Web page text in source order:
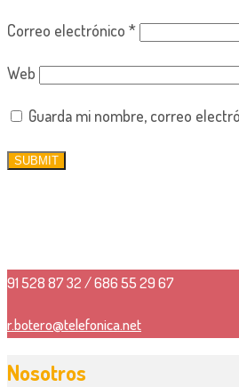
Correo electrónico *
Web
Guarda mi nombre, correo
91 528 87 32 / 686 55 29 67
r.botero@telefonica.net
Nosotros